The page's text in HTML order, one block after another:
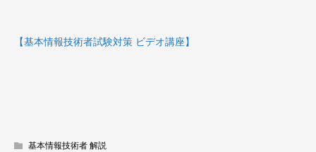
【基本情報技術者試験対策 ビデオ講座】
基本情報技術者 解説